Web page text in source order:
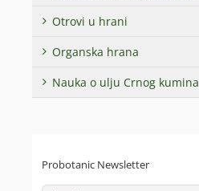
Otrovi u hrani
Organska hrana
Nauka o ulju Crnog kumina
Probotanic Newsletter